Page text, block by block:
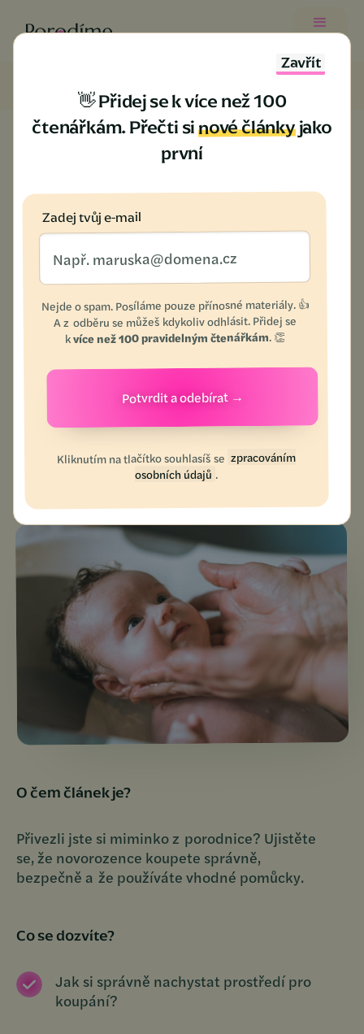
👋 Přidej se k více než 100
čtenářkám. Přečti sinové článkyjako
první
Zadej tvůj e-mail
Nejde o spam. Posíláme pouze přínosné materiály. 👍
A z odběru se můžeš kdykoliv odhlásit. Přidej se
kvíce než 100 pravidelným čtenářkám. 👏
Kliknutím na tlačítko souhlasíš se zpracováním
osobních údajů .
Zavřít
První koupání
novorozence ve
vaničce. Návod, jak
bez strachu umýt
miminko
Novorozenci
O čem článek je?
Přivezli jste si miminko z porodnice? Ujistěte
se, že novorozence koupete správně,
bezpečně a že používáte vhodné pomůcky.
Co se dozvíte?
Jak si správně nachystat prostředí pro
koupání?